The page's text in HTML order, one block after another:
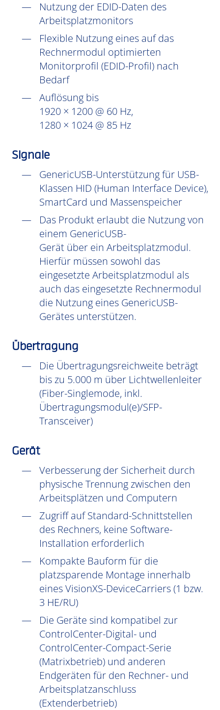
Nutzung der EDID-Daten des
Arbeitsplatzmonitors
Flexible Nutzung eines auf das
Rechnermodul optimierten
Monitorprofil (EDID-Profil) nach
Bedarf
Auflösung bis
1920 × 1200 @ 60 Hz,
1280 × 1024 @ 85 Hz
Signale
GenericUSB-Unterstützung für USB-
Klassen HID (Human Interface Device),
SmartCard und Massenspeicher
Das Produkt erlaubt die Nutzung von
einem GenericUSB-
Gerät über ein Arbeitsplatzmodul.
Hierfür müssen sowohl das
eingesetzte Arbeitsplatzmodul als
auch das eingesetzte Rechnermodul
die Nutzung eines GenericUSB-
Gerätes unterstützen.
Übertragung
Die Übertragungsreichweite beträgt
bis zu 5.000 m über Lichtwellenleiter
(Fiber-Singlemode, inkl.
Übertragungsmodul(e)/SFP-
Transceiver)
Gerät
Verbesserung der Sicherheit durch
physische Trennung zwischen den
Arbeitsplätzen und Computern
Zugriff auf Standard-Schnittstellen
des Rechners, keine Software-
Installation erforderlich
Kompakte Bauform für die
platzsparende Montage innerhalb
eines VisionXS-DeviceCarriers (1 bzw.
3 HE/RU)
Die Geräte sind kompatibel zur
ControlCenter-Digital- und
ControlCenter-Compact-Serie
(Matrixbetrieb) und anderen
Endgeräten für den Rechner- und
Arbeitsplatzanschluss
(Extenderbetrieb)